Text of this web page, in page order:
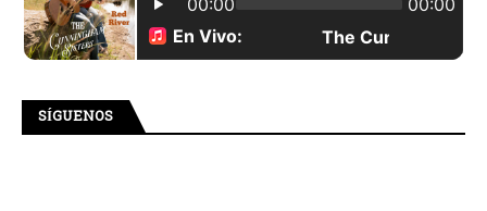
SÍGUENOS